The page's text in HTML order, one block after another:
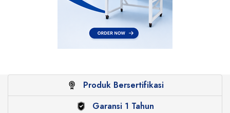
Produk Bersertifikasi
Garansi 1 Tahun